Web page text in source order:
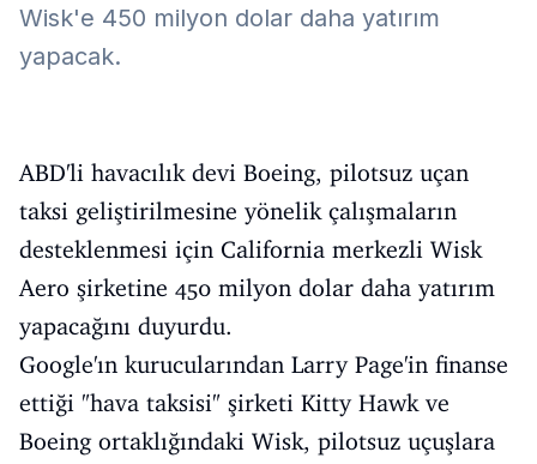
Wisk'e 450 milyon dolar daha yatırım
yapacak.
ABD'li havacılık devi Boeing, pilotsuz uçan
taksi geliştirilmesine yönelik çalışmaların
desteklenmesi için California merkezli Wisk
Aero şirketine 450 milyon dolar daha yatırım
yapacağını duyurdu.
Google'ın kurucularından Larry Page'in finanse
ettiği "hava taksisi" şirketi Kitty Hawk ve
Boeing ortaklığındaki Wisk, pilotsuz uçuşlara